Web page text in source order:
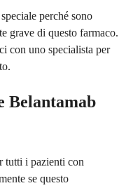
perché sono
grave di questo farmaco.
con uno specialista per
Belantamab
tutti i pazienti con
se questo